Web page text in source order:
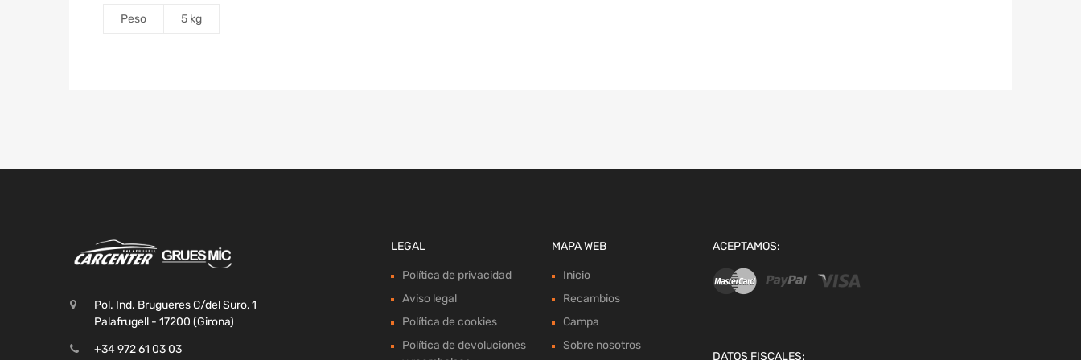
Peso 5 kg
Pol. Ind. Brugueres C/del Suro, 1
Palafrugell - 17200 (Girona)
+34 972 61 03 03
LEGAL
Política de privacidad
Aviso legal
Política de cookies
Política de devoluciones
MAPA WEB
Inicio
Recambios
Campa
Sobre nosotros
ACEPTAMOS:
DATOS FISCALES: